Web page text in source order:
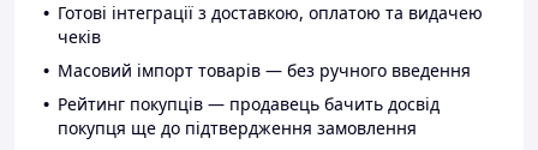
Готові інтеграції з доставкою, оплатою та видачею
чеків
Масовий імпорт товарів — без ручного введення
Рейтинг покупців — продавець бачить досвід
покупця ще до підтвердження замовлення